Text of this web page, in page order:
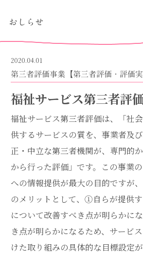
おしらせ
2020.04.01
第三者評価事業【第三者評価・評価実
福祉サービス第三者評
福祉サービス第三者評価は、「社
供するサービスの質を、事業者及
正・中立な第三者機関が、専門的
から行った評価」です。この事業
への情報提供が最大の目的ですが
のメリットとして、①自らが提供
について改善すべき点が明らかに
き点が明らかになるため、サービ
けた取り組みの具体的な目標設定